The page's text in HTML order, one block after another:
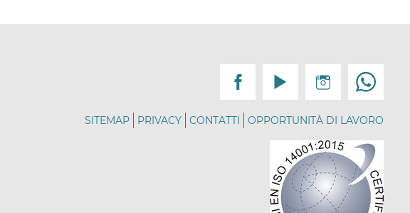
SITEMAP PRIVACY CONTATTI OPPORTUNITÀ DI LAVORO